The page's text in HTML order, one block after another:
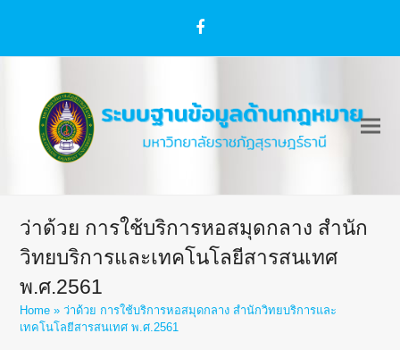
Facebook
ว่าด้วย การใช้บริการหอสมุดกลาง สำนัก
วิทยบริการและเทคโนโลยีสารสนเทศ
พ.ศ.2561
Home »ว่าด้วย การใช้บริการหอสมุดกลาง สำนักวิทยบริการและ
เทคโนโลยีสารสนเทศ พ.ศ.2561